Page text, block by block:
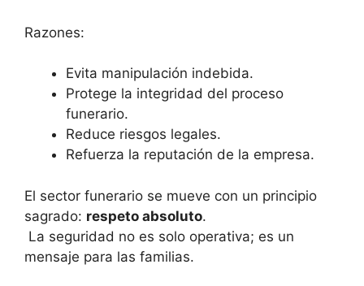
Razones:
Evita manipulación indebida.
Protege la integridad del proceso
funerario.
Reduce riesgos legales.
Refuerza la reputación de la empresa.
El sector funerario se mueve con un principio
sagrado: respeto absoluto.
La seguridad no es solo operativa; es un
mensaje para las familias.